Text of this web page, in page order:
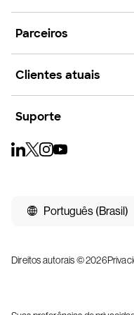
Parceiros
Clientes atuais
Suporte
Português (Brasil)
Direitos autorais © 2026